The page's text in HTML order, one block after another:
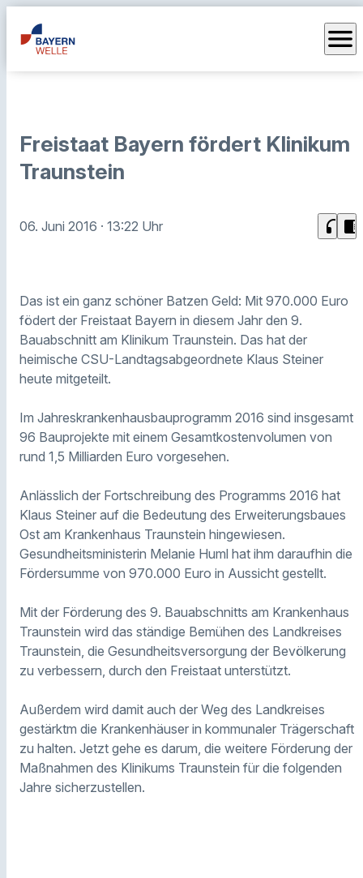
menu
Freistaat Bayern fördert Klinikum
Traunstein
06. Juni 2016 · 13:22 Uhr headphones chrome_reader_mode
Das ist ein ganz schöner Batzen Geld: Mit 970.000 Euro
födert der Freistaat Bayern in diesem Jahr den 9.
Bauabschnitt am Klinikum Traunstein. Das hat der
heimische CSU-Landtagsabgeordnete Klaus Steiner
heute mitgeteilt.
Im Jahreskrankenhausbauprogramm 2016 sind insgesamt
96 Bauprojekte mit einem Gesamtkostenvolumen von
rund 1,5 Milliarden Euro vorgesehen.
Anlässlich der Fortschreibung des Programms 2016 hat
Klaus Steiner auf die Bedeutung des Erweiterungsbaues
Ost am Krankenhaus Traunstein hingewiesen.
Gesundheitsministerin Melanie Huml hat ihm daraufhin die
Fördersumme von 970.000 Euro in Aussicht gestellt.
Mit der Förderung des 9. Bauabschnitts am Krankenhaus
Traunstein wird das ständige Bemühen des Landkreises
Traunstein, die Gesundheitsversorgung der Bevölkerung
zu verbessern, durch den Freistaat unterstützt.
Außerdem wird damit auch der Weg des Landkreises
gestärktm die Krankenhäuser in kommunaler Trägerschaft
zu halten. Jetzt gehe es darum, die weitere Förderung der
Maßnahmen des Klinikums Traunstein für die folgenden
Jahre sicherzustellen.